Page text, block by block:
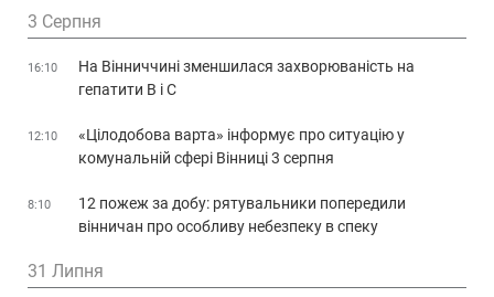
3 Серпня
16:10
На Вінниччині зменшилася захворюваність на
гепатити В і С
12:10
«Цілодобова варта» інформує про ситуацію у
комунальній сфері Вінниці 3 серпня
8:10
12 пожеж за добу: рятувальники попередили
вінничан про особливу небезпеку в спеку
31 Липня